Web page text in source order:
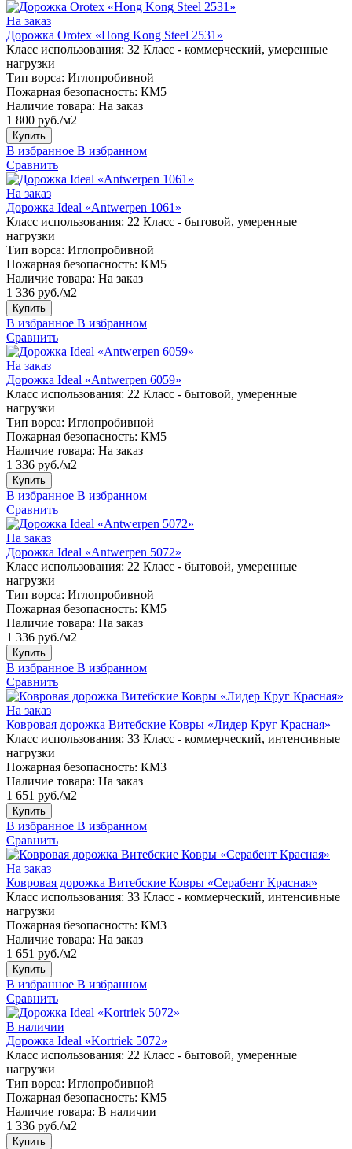
На заказ
Дорожка Orotex «Hong Kong Steel 2531»
Класс использования: 32 Класс - коммерческий, умеренные
нагрузки
Тип ворса: Иглопробивной
Пожарная безопасность: КМ5
Наличие товара: На заказ
1 800 руб./м2
Купить
В избранное В избранном
Сравнить
На заказ
Дорожка Ideal «Antwerpen 1061»
Класс использования: 22 Класс - бытовой, умеренные
нагрузки
Тип ворса: Иглопробивной
Пожарная безопасность: КМ5
Наличие товара: На заказ
1 336 руб./м2
Купить
В избранное В избранном
Сравнить
На заказ
Дорожка Ideal «Antwerpen 6059»
Класс использования: 22 Класс - бытовой, умеренные
нагрузки
Тип ворса: Иглопробивной
Пожарная безопасность: КМ5
Наличие товара: На заказ
1 336 руб./м2
Купить
В избранное В избранном
Сравнить
На заказ
Дорожка Ideal «Antwerpen 5072»
Класс использования: 22 Класс - бытовой, умеренные
нагрузки
Тип ворса: Иглопробивной
Пожарная безопасность: КМ5
Наличие товара: На заказ
1 336 руб./м2
Купить
В избранное В избранном
Сравнить
На заказ
Ковровая дорожка Витебские Ковры «Лидер Круг Красная»
Класс использования: 33 Класс - коммерческий, интенсивные
нагрузки
Пожарная безопасность: КМ3
Наличие товара: На заказ
1 651 руб./м2
Купить
В избранное В избранном
Сравнить
На заказ
Ковровая дорожка Витебские Ковры «Серабент Красная»
Класс использования: 33 Класс - коммерческий, интенсивные
нагрузки
Пожарная безопасность: КМ3
Наличие товара: На заказ
1 651 руб./м2
Купить
В избранное В избранном
Сравнить
В наличии
Дорожка Ideal «Kortriek 5072»
Класс использования: 22 Класс - бытовой, умеренные
нагрузки
Тип ворса: Иглопробивной
Пожарная безопасность: КМ5
Наличие товара: В наличии
1 336 руб./м2
Купить